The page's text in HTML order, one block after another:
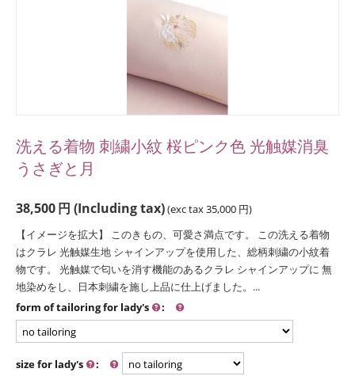
洗える着物 刺繍小紋 桜ピンク色 光触媒消臭
うさぎと月
38,500円 (Including tax)(exc tax35,000 円)
【イメージを拡大】 このきもの、可愛さ満点です。 この洗える着物
はクラレ 光触媒生地 シャインアップを使用した、総柄刺繍の小紋着
物です。 光触媒で匂いを消す機能のあるクラレ シャインアップに 無
地染めをし、日本刺繍を施し上品に仕上げました。...
form of tailoring for lady's
:
size for lady's :